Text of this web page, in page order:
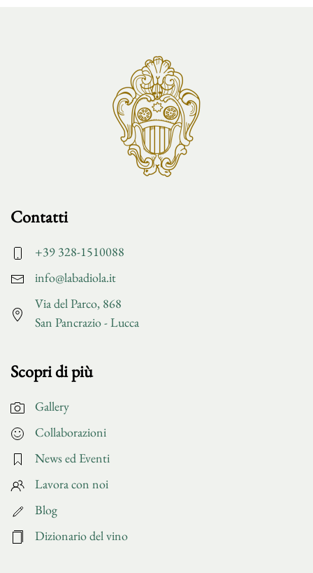
Contatti
+39 328-1510088
info@labadiola.it
Via del Parco, 868
San Pancrazio - Lucca
Scopri di più
Gallery
Collaborazioni
News ed Eventi
Lavora con noi
Blog
Dizionario del vino